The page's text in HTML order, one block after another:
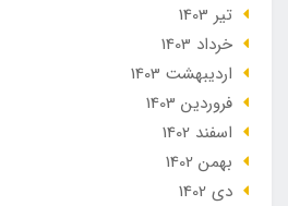
تير 1403
خرداد 1403
ارديبهشت 1403
فروردین 1403
اسفند 1402
بهمن 1402
دی 1402